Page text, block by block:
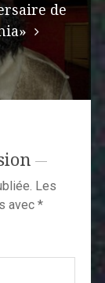
de
Les
avec *